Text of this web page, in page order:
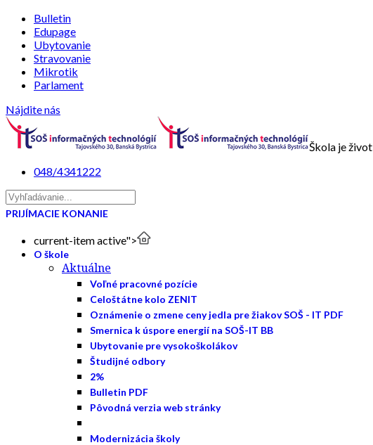
Bulletin
Edupage
Ubytovanie
Stravovanie
Mikrotik
Parlament
Nájdite nás
Škola je život
048/4341222
PRIJÍMACIE KONANIE
current-item active">
O škole
Aktuálne
Voľné pracovné pozície
Celoštátne kolo ZENIT
Oznámenie o zmene ceny jedla pre žiakov SOŠ - IT PDF
Smernica k úspore energií na SOŠ-IT BB
Ubytovanie pre vysokoškolákov
Študijné odbory
2%
Bulletin PDF
Pôvodná verzia web stránky
Modernizácia školy